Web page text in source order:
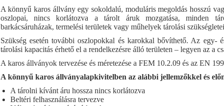
A könnyű karos állvány egy sokoldalú, moduláris megoldás hosszú
oszlopai, nincs korlátozva a tárolt áruk mozgatása, minden
barkácsáruházak, termelési területek vagy műhelyek tárolási
Szükség esetén további oszlopokkal és karokkal bővíthető. Az egy-
tárolási kapacitás érhető el a rendelkezésre álló területen – legyen az a
A karos állványok tervezése és méretezése a FEM 10.2.09 és az EN
A könnyű karos állványalapkivitelben az alábbi jellemzőkkel és
A tárolni kívánt áru hossza nincs korlátozva
Beltéri felhasználásra tervezve